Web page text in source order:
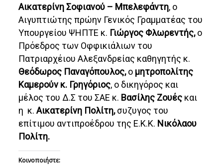
Αικατερίνη Σοφιανού – Μπελεφάντη, ο
Αιγυπτιώτης πρώην Γενικός Γραμματέας του
Υπουργείου ΨΗΠΤΕ κ. Γιώργος Φλωρεντής,ο
Πρόεδρος των Οφφικιάλιων του
Πατριαρχέιου Αλεξανδρείας καθηγητής κ.
Θεόδωρος Παναγόπουλος,ο μητροπολίτης
Καμερούν κ. Γρηγόριος, ο δικηγόρος και
μέλος του Δ.Σ του ΣΑΕ κ. Βασίλης Ζουές και
η κ.Αικατερίνη Πολίτη,συζυγος του
επίτιμου αντιπροέδρου της Ε.Κ.Κ. Νικόλαου
Πολίτη.
Κοινοποιήστε: